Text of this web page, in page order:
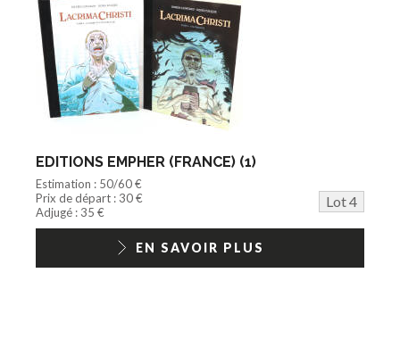
EDITIONS EMPHER (FRANCE) (1)
Estimation : 50/60 €
Prix de départ : 30 €
Lot 4
Adjugé : 35 €
EN SAVOIR PLUS